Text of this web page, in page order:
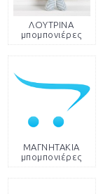
ΛΟΥΤΡΙΝΑ
μπομπονιέρες
ΜΑΓΝΗΤΑΚΙΑ
μπομπονιέρες